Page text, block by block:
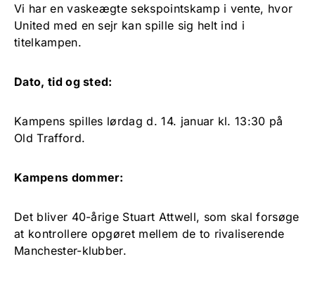
Vi har en vaskeægte sekspointskamp i vente, hvor
United med en sejr kan spille sig helt ind i
titelkampen.
Dato, tid og sted:
Kampens spilles lørdag d. 14. januar kl. 13:30 på
Old Trafford.
Kampens dommer:
Det bliver 40-årige Stuart Attwell, som skal forsøge
at kontrollere opgøret mellem de to rivaliserende
Manchester-klubber.